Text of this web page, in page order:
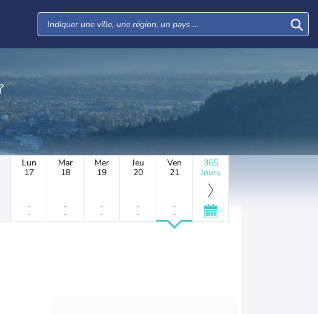
Lun
17
-
-
Mar
18
-
-
Mer
19
-
-
Jeu
20
-
-
Ven
21
-
-
365
Jours